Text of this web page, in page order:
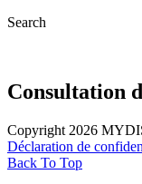
Search
Consultation
Copyright 2026
Déclaration de
Back To Top